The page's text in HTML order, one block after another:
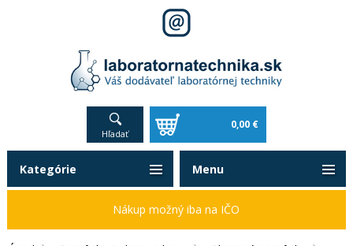
Hľadať
0,00 €
Kategórie
Nákup možný iba na IČO
Menu